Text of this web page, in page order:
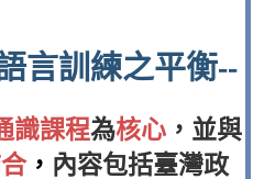
言訓練之平衡--
識課程為核心 ，並與
， 內容包括臺灣政